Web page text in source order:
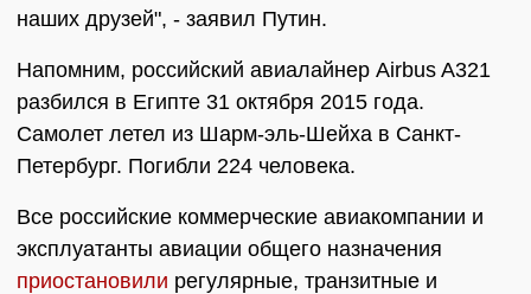
наших друзей", - заявил Путин.
Напомним, российский авиалайнер Airbus A321
разбился в Египте 31 октября 2015 года.
Самолет летел из Шарм-эль-Шейха в Санкт-
Петербург. Погибли 224 человека.
Все российские коммерческие авиакомпании и
эксплуатанты авиации общего назначения
приостановили регулярные, транзитные и